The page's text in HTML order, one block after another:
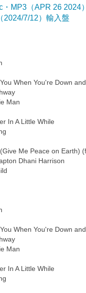
・MP3（APR 26 2024
2024/7/12）輸入盤
When You're Down
Man
In A Little While
Me Peace on Earth)
Dhani Harrison
When You're Down
Man
In A Little While